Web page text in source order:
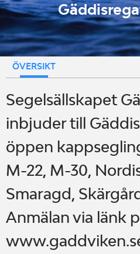
ÖVERSIKT
Segelsällskapet
inbjuder till
öppen
M-22, M-30,
Smaragd,
Anmälan via länk